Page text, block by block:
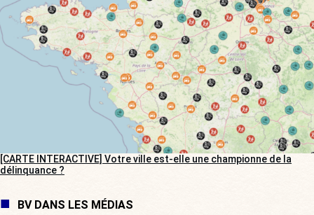
[CARTE INTERACTIVE] Votre ville est-elle une championne de la
délinquance ?
BV DANS LES MÉDIAS